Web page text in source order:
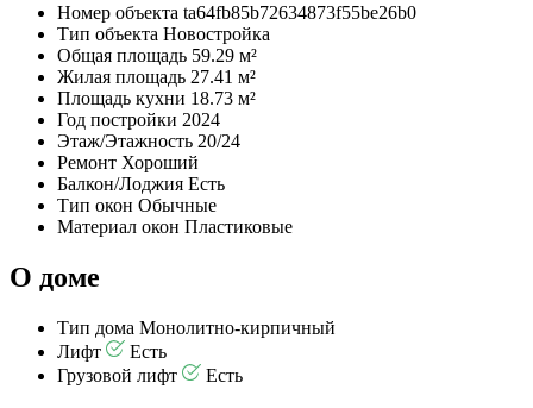
Номер объекта ta64fb85b72634873f55be26b0
Тип объекта Новостройка
Общая площадь 59.29 м²
Жилая площадь 27.41 м²
Площадь кухни 18.73 м²
Год постройки 2024
Этаж/Этажность 20/24
Ремонт Хороший
Балкон/Лоджия Есть
Тип окон Обычные
Материал окон Пластиковые
О доме
Тип дома Монолитно-кирпичный
Лифт
Есть
Грузовой лифт
Есть